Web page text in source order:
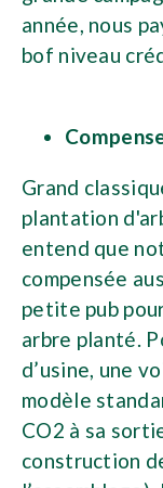
année, nous
bof niveau
Grand
plantation
entend que
compensée
petite pub
arbre planté.
d’usine, une
modèle
CO2 à sa
construction